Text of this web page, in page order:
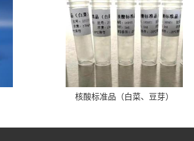
核酸标准品（白菜、豆芽）